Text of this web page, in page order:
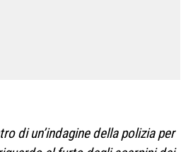
di un’indagine della polizia per